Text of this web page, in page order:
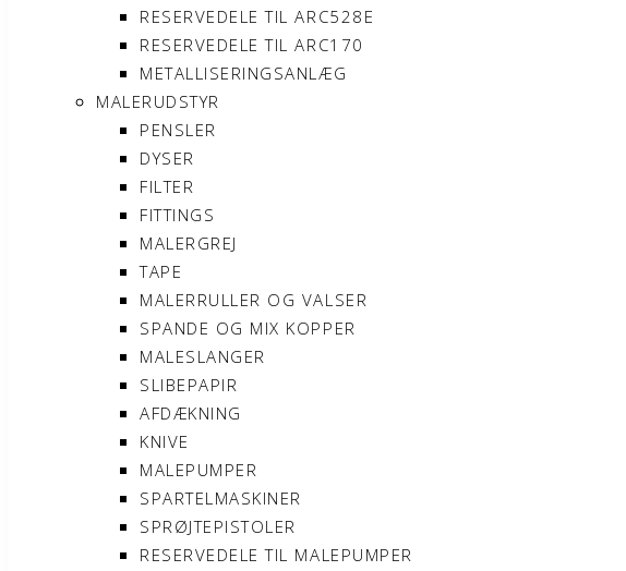
RESERVEDELE TIL ARC528E
RESERVEDELE TIL ARC170
METALLISERINGSANLÆG
MALERUDSTYR
PENSLER
DYSER
FILTER
FITTINGS
MALERGREJ
TAPE
MALERRULLER OG VALSER
SPANDE OG MIX KOPPER
MALESLANGER
SLIBEPAPIR
AFDÆKNING
KNIVE
MALEPUMPER
SPARTELMASKINER
SPRØJTEPISTOLER
RESERVEDELE TIL MALEPUMPER